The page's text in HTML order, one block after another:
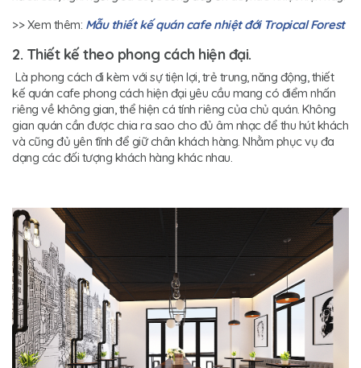
>> Xem thêm: Mẫu thiết kế quán cafe nhiệt đới Tropical Forest
2. Thiết kế theo phong cách hiện đại.
Là phong cách đi kèm với sự tiện lợi, trẻ trung, năng động, thiết
kế quán cafe phong cách hiện đại yêu cầu mang có điểm nhấn
riêng về không gian, thể hiện cá tính riêng của chủ quán. Không
gian quán cần được chia ra sao cho đủ âm nhạc để thu hút khách
và cũng đủ yên tĩnh để giữ chân khách hàng. Nhằm phục vụ đa
dạng các đối tượng khách hàng khác nhau.